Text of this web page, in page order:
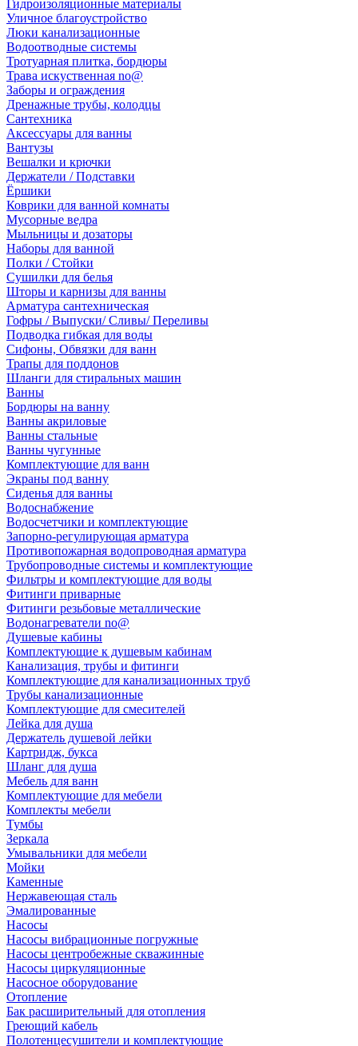
Гидроизоляционные материалы
Уличное благоустройство
Люки канализационные
Водоотводные системы
Тротуарная плитка, бордюры
Трава искуственная no@
Заборы и ограждения
Дренажные трубы, колодцы
Сантехника
Аксессуары для ванны
Вантузы
Вешалки и крючки
Держатели / Подставки
Ёршики
Коврики для ванной комнаты
Мусорные ведра
Мыльницы и дозаторы
Наборы для ванной
Полки / Стойки
Сушилки для белья
Шторы и карнизы для ванны
Арматура сантехническая
Гофры / Выпуски/ Сливы/ Переливы
Подводка гибкая для воды
Сифоны, Обвязки для ванн
Трапы для поддонов
Шланги для стиральных машин
Ванны
Бордюры на ванну
Ванны акриловые
Ванны стальные
Ванны чугунные
Комплектующие для ванн
Экраны под ванну
Сиденья для ванны
Водоснабжение
Водосчетчики и комплектующие
Запорно-регулирующая арматура
Противопожарная водопроводная арматура
Трубопроводные системы и комплектующие
Фильтры и комплектующие для воды
Фитинги приварные
Фитинги резьбовые металлические
Водонагреватели no@
Душевые кабины
Комплектующие к душевым кабинам
Канализация, трубы и фитинги
Комплектующие для канализационных труб
Трубы канализационные
Комплектующие для смесителей
Лейка для душа
Держатель душевой лейки
Картридж, букса
Шланг для душа
Мебель для ванн
Комплектующие для мебели
Комплекты мебели
Тумбы
Зеркала
Умывальники для мебели
Мойки
Каменные
Нержавеющая сталь
Эмалированные
Насосы
Насосы вибрационные погружные
Насосы центробежные скважинные
Насосы циркуляционные
Насосное оборудование
Отопление
Бак расширительный для отопления
Греющий кабель
Полотенцесушители и комплектующие